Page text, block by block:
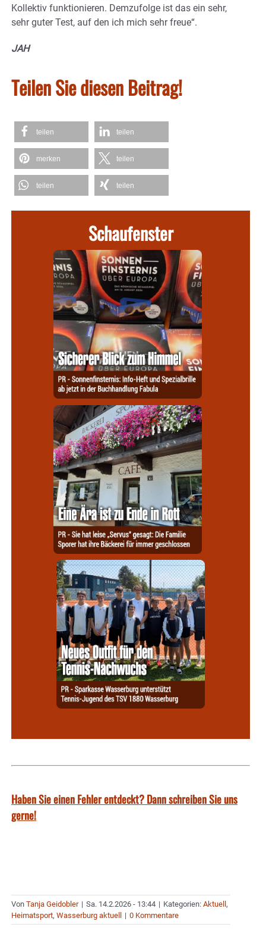
Kollektiv funktionieren. Demzufolge ist das ein sehr,
sehr guter Test, auf den ich mich sehr freue“.
JAH
Teilen Sie diesen Beitrag!
teilen teilen
merken teilen
teilen teilen
Schaufenster
Haben Sie einen Fehler entdeckt? Dann schreiben Sie uns
gerne!
Von Tanja Geidobler | Sa. 14.2.2026 - 13:44 | Kategorien: Aktuell ,
Heimatsport, Wasserburg aktuell | 0 Kommentare